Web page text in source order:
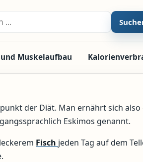
Muskelaufbau
der Diät. Man ernährt sich
Eskimos genannt.
Fisch jeden Tag auf dem